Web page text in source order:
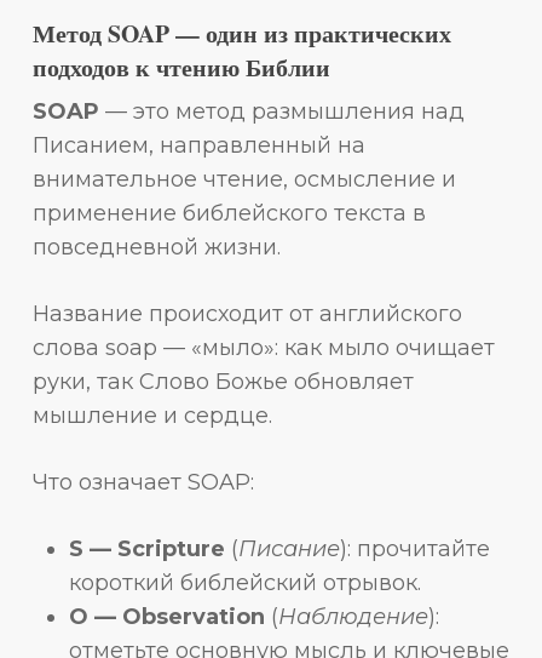
Метод SOAP — один из практических
подходов к чтению Библии
SOAP — это метод размышления над
Писанием, направленный на
внимательное чтение, осмысление и
применение библейского текста в
повседневной жизни.
Название происходит от английского
слова soap — «мыло»: как мыло очищает
руки, так Слово Божье обновляет
мышление и сердце.
Что означает SOAP:
S — Scripture (Писание): прочитайте
короткий библейский отрывок.
O — Observation (Наблюдение):
отметьте основную мысль и ключевые